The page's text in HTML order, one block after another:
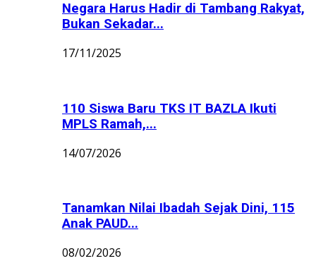
Negara Harus Hadir di Tambang Rakyat,
Bukan Sekadar...
17/11/2025
110 Siswa Baru TKS IT BAZLA Ikuti
MPLS Ramah,...
14/07/2026
Tanamkan Nilai Ibadah Sejak Dini, 115
Anak PAUD...
08/02/2026